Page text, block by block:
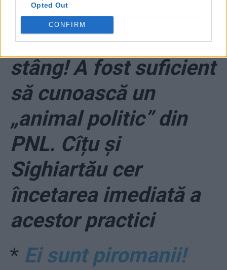
Opted Out
CONFIRM
nu știe care-i malul
drept și care malul
stâng! A fost suficient
să cunoască un
„animal politic” din
PNL. Cîțu și
Sighiartău cer
încetarea imediată a
acestor practici
* Ei sunt piromanii!